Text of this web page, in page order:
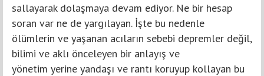
sallayarak dolaşmaya devam ediyor. Ne bir hesap
soran var ne de yargılayan. İşte bu nedenle
ölümlerin ve yaşanan acıların sebebi depremler değil,
bilimi ve aklı önceleyen bir anlayış ve
yönetim yerine yandaşı ve rantı koruyup kollayan bu